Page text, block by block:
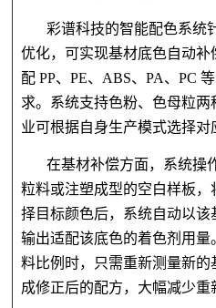
彩谱科技的智能配色系统
优化，可实现基材底色自动
配 PP、PE、ABS、PA、PC
求。系统支持色粉、色母粒
业可根据自身生产模式选择对
在基材补偿方面，系统操
粒料或注塑成型的空白样板
择目标颜色后，系统自动以该
输出适配该底色的着色剂用量
料比例时，只需重新测量新
成修正后的配方，大幅减少重